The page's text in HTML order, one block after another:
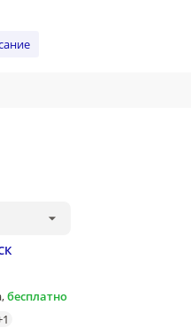
,бесплатно
1